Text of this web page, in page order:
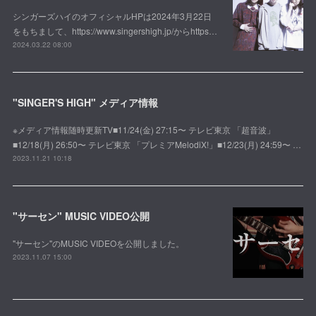
シンガーズハイのオフィシャルHPは2024年3月22日
をもちまして、https://www.singershigh.jp/からhttps…
2024.03.22 08:00
"SINGER'S HIGH" メディア情報
※メディア情報随時更新TV■11/24(金) 27:15〜 テレビ東京 「超音波」
■12/18(月) 26:50〜 テレビ東京 「プレミアMelodiX!」■12/23(月) 24:59〜 …
2023.11.21 10:18
"サーセン" MUSIC VIDEO公開
"サーセン"のMUSIC VIDEOを公開しました。
2023.11.07 15:00